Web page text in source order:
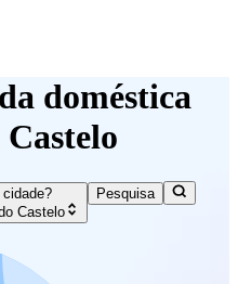
doméstica
cidade?
Castelo
Pesquisa